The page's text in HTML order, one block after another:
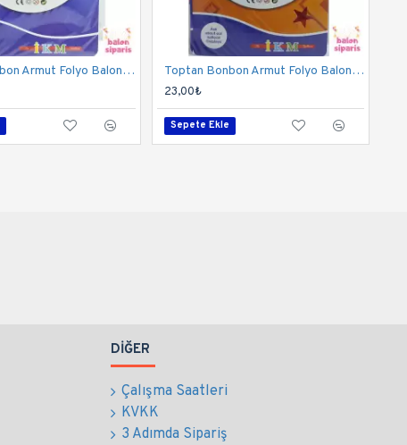
Toptan Bonbon Armut Folyo Balon 18 İnç Mermer Desen Toptan Bonbon Armut Folyo Balon 24 İnç Kırmızı
23,00₺
Sepete Ekle
DIĞER
Çalışma Saatleri
KVKK
3 Adımda Sipariş